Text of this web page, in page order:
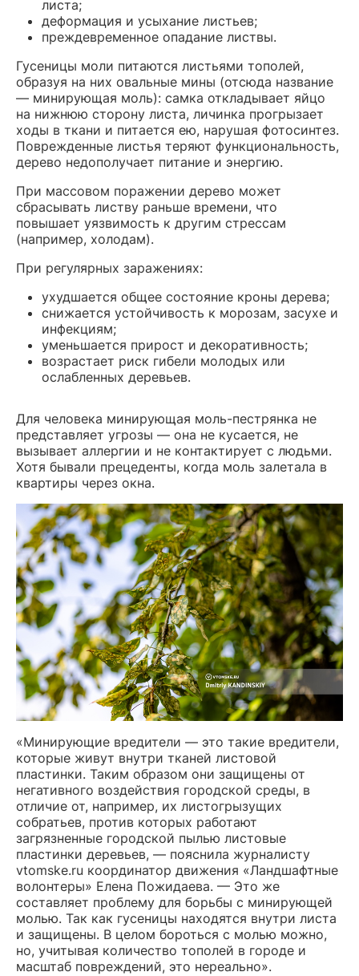
листа;
деформация и усыхание листьев;
преждевременное опадание листвы.
Гусеницы моли питаются листьями тополей,
образуя на них овальные мины (отсюда название
— минирующая моль): самка откладывает яйцо
на нижнюю сторону листа, личинка прогрызает
ходы в ткани и питается ею, нарушая фотосинтез.
Поврежденные листья теряют функциональность,
дерево недополучает питание и энергию.
При массовом поражении дерево может
сбрасывать листву раньше времени, что
повышает уязвимость к другим стрессам
(например, холодам).
При регулярных заражениях:
ухудшается общее состояние кроны дерева;
снижается устойчивость к морозам, засухе и
инфекциям;
уменьшается прирост и декоративность;
возрастает риск гибели молодых или
ослабленных деревьев.
Для человека минирующая моль-пестрянка не
представляет угрозы — она не кусается, не
вызывает аллергии и не контактирует с людьми.
Хотя бывали прецеденты, когда моль залетала в
квартиры через окна.
«Минирующие вредители — это такие вредители,
которые живут внутри тканей листовой
пластинки. Таким образом они защищены от
негативного воздействия городской среды, в
отличие от, например, их листогрызущих
собратьев, против которых работают
загрязненные городской пылью листовые
пластинки деревьев, — пояснила журналисту
vtomske.ru координатор движения «Ландшафтные
волонтеры» Елена Пожидаева. — Это же
составляет проблему для борьбы с минирующей
молью. Так как гусеницы находятся внутри листа
и защищены. В целом бороться с молью можно,
но, учитывая количество тополей в городе и
масштаб повреждений, это нереально».